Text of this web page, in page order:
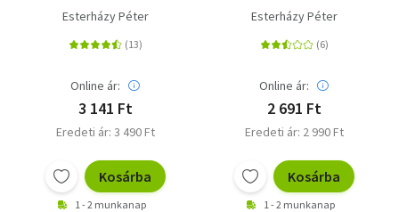
Esterházy Péter
Online ár:
3 141 Ft
Eredeti ár: 3 490 Ft
Kosárba
1 - 2 munkanap
Esterházy Péter
Online ár:
2 691 Ft
Eredeti ár: 2 990 Ft
Kosárba
1 - 2 munkanap